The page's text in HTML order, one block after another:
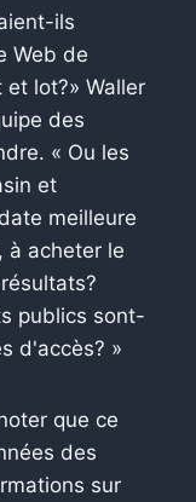
ils
Web de
lot?» Waller
des
« Ou les
et
meilleure
à acheter le
publics sont-
d'accès? »
que ce
des
sur